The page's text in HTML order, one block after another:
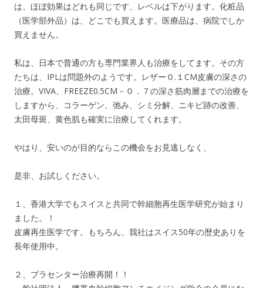
は、ほぼ効果はどれも同じです、レベルは下がります。化粧品
（医学部外品）は、どこでも買えます。医療品は、病院でしか
買えません。
私は、日本で普通の方も専門業界人も治療をしてます。その方
たちは、IPLは問題外のようです。レザー０.１CM皮膚の深さの
治療。VIVA、FREEZE0.5CM－０．７の深さ筋肉層までの治療を
しますから、コラーゲン、弛み、シミ分解、ニキビ跡の改善、
太田母斑、黄色肌も確実に治療してくれます。
やはり、安いのが目的ならこの機会をお見逃しなく、
是非、お試しください。
１、香港大学でもスイスと共同で幹細胞再生医学研究が始まり
ました。！
皮膚再生医学です。もちろん、我社はスイス50年の歴史ありを
長年使用中。
２、プラセンター治療再開！！